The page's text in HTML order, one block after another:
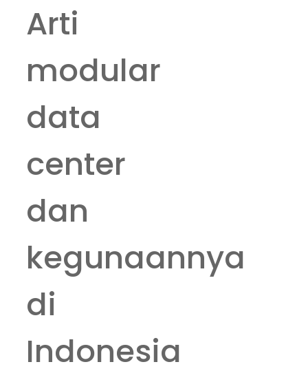
Arti
modular
data
center
dan
kegunaannya
di
Indonesia